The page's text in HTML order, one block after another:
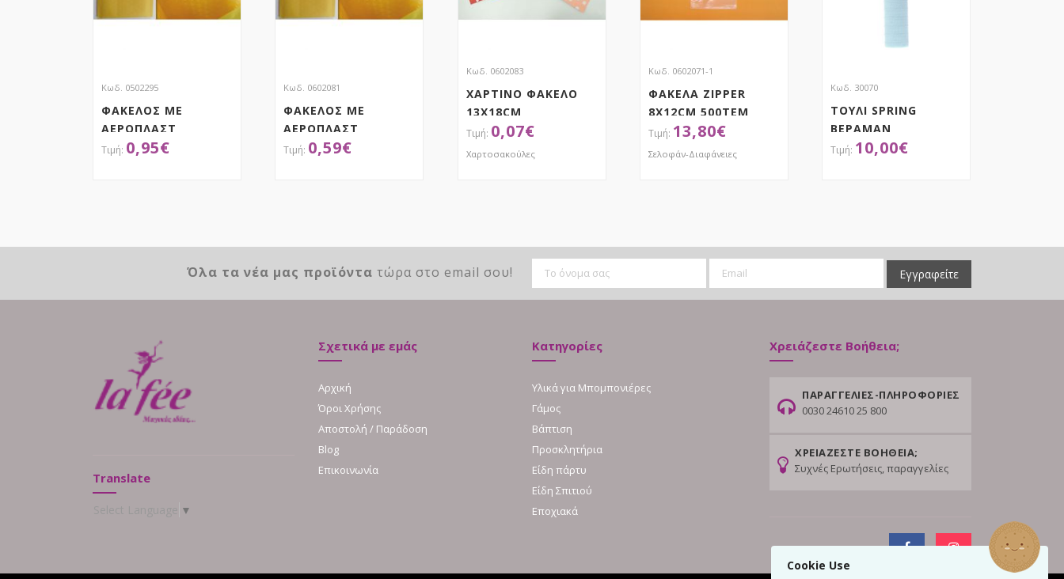
Cookie Use
Κωδ. 0502295
ΦΑΚΕΛΟΣ ΜΕ
ΑΕΡΟΠΛΑΣΤ
38Χ49CM
0,95€
Κωδ. 0602081
ΦΑΚΕΛΟΣ ΜΕ
ΑΕΡΟΠΛΑΣΤ
29X39CM
0,59€
Κωδ. 0602083
ΧΑΡΤΙΝΟ ΦΑΚΕΛΟ
13X18CM
0,07€
Χαρτοσακούλες
Κωδ. 0602071-1
ΦΑΚΕΛΑ ZIPPER
8X12CM 500ΤΕΜ
13,80€
Σελοφάν-Διαφάνειες
Κωδ. 30070
ΤΟΥΛΙ SPRING
ΒΕΡΑΜΑΝ
50CMX9.10Μ
10,00€
Όλα τα νέα μας προϊόντα τώρα στο email σου! Εγγραφείτε
Translate
▼
Σχετικά με εμάς
Αρχική
Όροι Χρήσης
Αποστολή / Παράδοση
Blog
Επικοινωνία
Κατηγορίες
Υλικά για Μπομπονιέρες
Γάμος
Βάπτιση
Προσκλητήρια
Είδη πάρτυ
Είδη Σπιτιού
Εποχιακά
Χρειάζεστε Βοήθεια;
ΠΑΡΑΓΓΕΛΙΕΣ-ΠΛΗΡΟΦΟΡΙΕΣ
0030 24610 25 800
ΧΡΕΙΑΖΕΣΤΕ ΒΟΗΘΕΙΑ;
Συχνές Ερωτήσεις, παραγγελίες